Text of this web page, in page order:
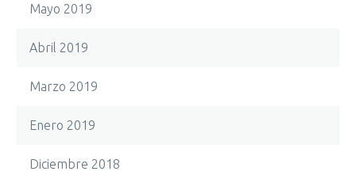
Mayo 2019
Abril 2019
Marzo 2019
Enero 2019
Diciembre 2018